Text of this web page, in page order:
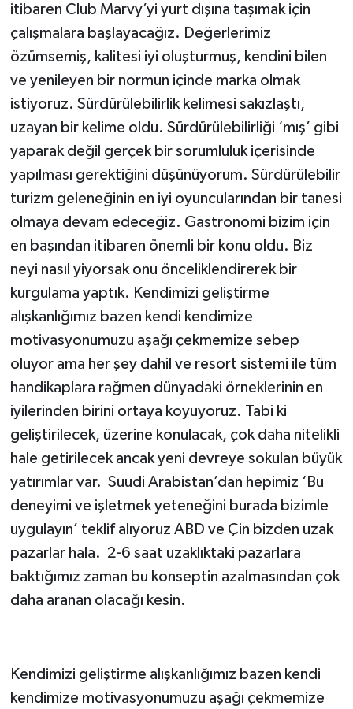
itibaren Club Marvy’yi yurt dışına taşımak için
çalışmalara başlayacağız. Değerlerimiz
özümsemiş, kalitesi iyi oluşturmuş, kendini bilen
ve yenileyen bir normun içinde marka olmak
istiyoruz. Sürdürülebilirlik kelimesi sakızlaştı,
uzayan bir kelime oldu. Sürdürülebilirliği ‘mış’ gibi
yaparak değil gerçek bir sorumluluk içerisinde
yapılması gerektiğini düşünüyorum. Sürdürülebilir
turizm geleneğinin en iyi oyuncularından bir tanesi
olmaya devam edeceğiz. Gastronomi bizim için
en başından itibaren önemli bir konu oldu. Biz
neyi nasıl yiyorsak onu önceliklendirerek bir
kurgulama yaptık. Kendimizi geliştirme
alışkanlığımız bazen kendi kendimize
motivasyonumuzu aşağı çekmemize sebep
oluyor ama her şey dahil ve resort sistemi ile tüm
handikaplara rağmen dünyadaki örneklerinin en
iyilerinden birini ortaya koyuyoruz. Tabi ki
geliştirilecek, üzerine konulacak, çok daha nitelikli
hale getirilecek ancak yeni devreye sokulan büyük
yatırımlar var. Suudi Arabistan’dan hepimiz ‘Bu
deneyimi ve işletmek yeteneğini burada bizimle
uygulayın’ teklif alıyoruz ABD ve Çin bizden uzak
pazarlar hala. 2-6 saat uzaklıktaki pazarlara
baktığımız zaman bu konseptin azalmasından çok
daha aranan olacağı kesin.
Kendimizi geliştirme alışkanlığımız bazen kendi
kendimize motivasyonumuzu aşağı çekmemize